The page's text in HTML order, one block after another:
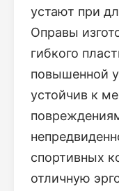
устают при
Оправы
гибкого
повышенной
устойчив к
спортивных
отличную